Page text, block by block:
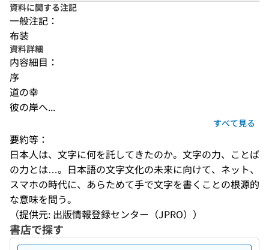
資料に関する注記
一般注記：
布装
資料詳細
内容細目：
序
道の幸
彼の岸へ...
すべて見る
要約等：
日本人は、文字に何を託してきたのか。文字の力、ことば
の力とは…。日本語の文字文化の未来に向けて、ネット、
スマホの時代に、あらためて手で文字を書くことの根源的
な意味を問う。
（提供元: 出版情報登録センター（JPRO））
書店で探す